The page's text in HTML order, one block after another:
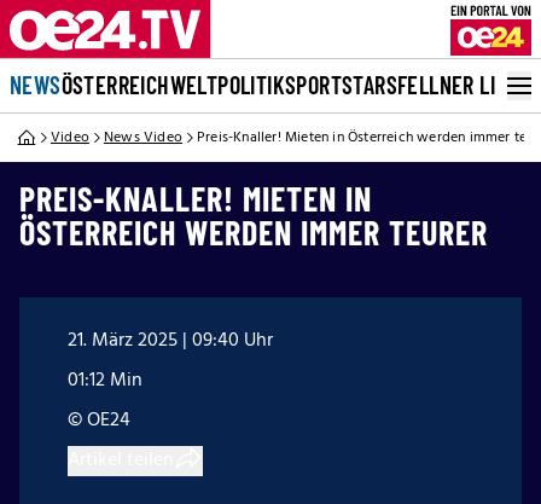
NEWSÖSTERREICHWELTPOLITIKSPORTSTARSFELLNER LIVE
Video News Video Preis-Knaller! Mieten in Österreich werden immer
PREIS-KNALLER! MIETEN IN
ÖSTERREICH WERDEN IMMER TEURER
21. März 2025 | 09:40 Uhr
01:12 Min
© OE24